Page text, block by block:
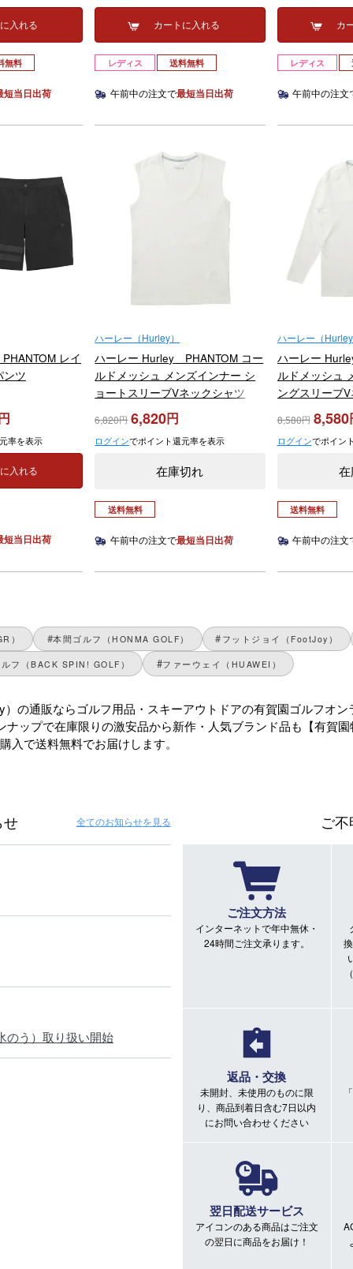
入れる
無料
短当日出荷
カートに入れる
レディス 送料無料
午前中の注文で最短当日出荷
カ
レディス
午前中の注文
レイ
ンツ
率を表示
入れる
短当日出荷
ハーレー（Hurley）
ハーレー Hurley PHANTOM コー
ルドメッシュ メンズインナー シ
ョートスリーブVネックシャツ
MGIW26113P 2026年モデル
6,820 6,820
ログインでポイント還元率を表示
在庫切れ
送料無料
午前中の注文で最短当日出荷
ハーレー（
ハーレー
ルドメッシュ
ングスリーブ
8,580 8,580
ログインでポイン
送料無料
午前中の注文
） 本間ゴルフ（HONMA GOLF） フットジョイ（FootJoy）
フ（BACK SPIN! GOLF） ファーウェイ（HUAWEI）
）の通販ならゴルフ用品・スキーアウトドアの有賀園ゴルフオ
ナップで在庫限りの激安品から新作・人気ブランド品も【有賀
入で送料無料でお届けします。
せ 全てのお知らせを見る
のう）取り扱い開始
ご
ご注文方法
インターネットで年中無休・
24時間ご注文承ります。
返品・交換
未開封、未使用のものに限
り、商品到着日含む7日以内
にお問い合わせください
翌日配送サービス
アイコンのある商品はご注文
の翌日に商品をお届け！